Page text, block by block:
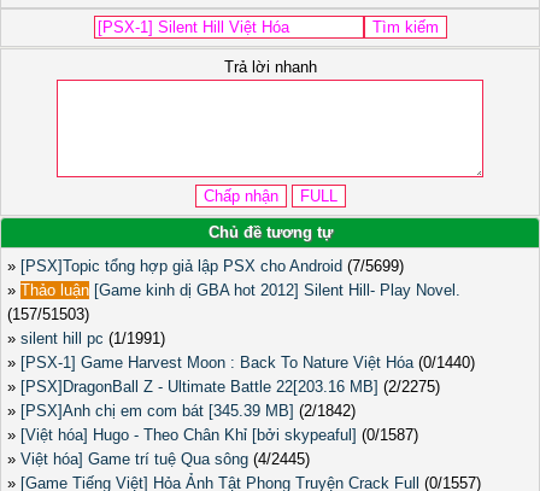
Trả lời nhanh
Chủ đề tương tự
» [PSX]Topic tổng hợp giả lập PSX cho Android (7/5699)
» Thảo luận [Game kinh dị GBA hot 2012] Silent Hill- Play Novel.
(157/51503)
» silent hill pc (1/1991)
» [PSX-1] Game Harvest Moon : Back To Nature Việt Hóa(0/1440)
» [PSX]DragonBall Z - Ultimate Battle 22[203.16 MB] (2/2275)
» [PSX]Anh chị em com bát [345.39 MB] (2/1842)
» [Việt hóa] Hugo - Theo Chân Khỉ [bởi skypeaful] (0/1587)
» Việt hóa] Game trí tuệ Qua sông (4/2445)
» [Game Tiếng Việt] Hỏa Ảnh Tật Phong Truyện Crack Full (0/1557)